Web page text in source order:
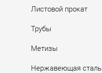
Листовой прокат
Трубы
Метизы
Нержавеющая сталь